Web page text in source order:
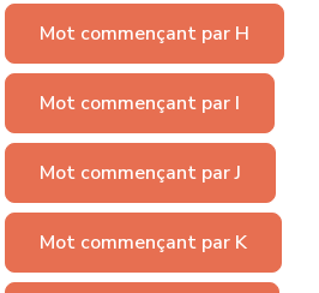
Mot commençant par H
Mot commençant par I
Mot commençant par J
Mot commençant par K